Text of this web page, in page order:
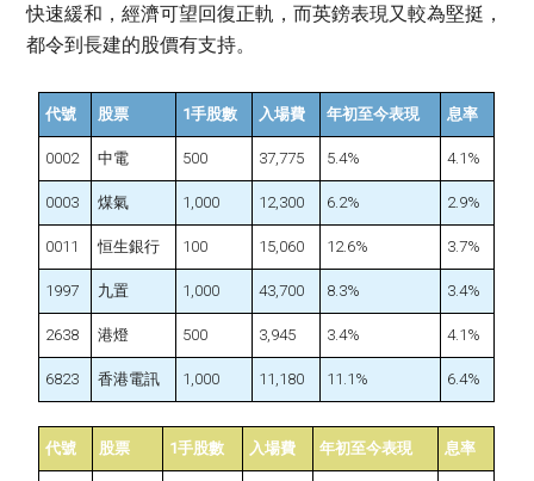
快速緩和，經濟可望回復正軌，而英鎊表現又較為堅挺，
都令到長建的股價有支持。
代號 股票 1手股數 入場費 年初至今表現 息率
0002 中電 500 37,775 5.4% 4.1%
0003 煤氣 1,000 12,300 6.2% 2.9%
0011 恒生銀行 100 15,060 12.6% 3.7%
1997 九置 1,000 43,700 8.3% 3.4%
2638 港燈 500 3,945 3.4% 4.1%
6823 香港電訊 1,000 11,180 11.1% 6.4%
代號 股票 1手股數 入場費 年初至今表現 息率